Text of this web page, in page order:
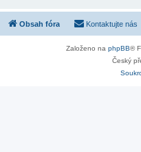
Obsah fóra Kontaktujte nás
Založeno na phpBB®
Český